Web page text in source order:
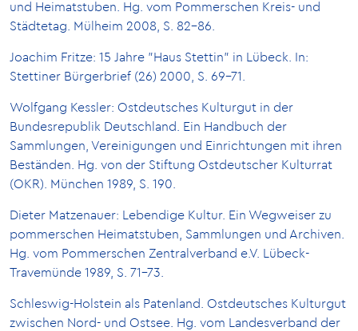
und Heimatstuben. Hg. vom Pommerschen Kreis- und
Städtetag. Mülheim 2008, S. 82-86.
Joachim Fritze: 15 Jahre "Haus Stettin" in Lübeck. In:
Stettiner Bürgerbrief (26) 2000, S. 69-71.
Wolfgang Kessler: Ostdeutsches Kulturgut in der
Bundesrepublik Deutschland. Ein Handbuch der
Sammlungen, Vereinigungen und Einrichtungen mit ihren
Beständen. Hg. von der Stiftung Ostdeutscher Kulturrat
(OKR). München 1989, S. 190.
Dieter Matzenauer: Lebendige Kultur. Ein Wegweiser zu
pommerschen Heimatstuben, Sammlungen und Archiven.
Hg. vom Pommerschen Zentralverband e.V. Lübeck-
Travemünde 1989, S. 71-73.
Schleswig-Holstein als Patenland. Ostdeutsches Kulturgut
zwischen Nord- und Ostsee. Hg. vom Landesverband der